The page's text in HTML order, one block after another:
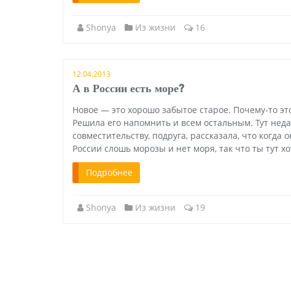
Shonya Из жизни 16
12.04.2013
А в России есть море?
Новое — это хорошо забытое старое. Почему-то
Решила его напомнить и всем остальным. Тут
совместительству, подруга, рассказала, что
России слошь морозы и нет моря, так что ты тут
Подробнее
Shonya Из жизни 19